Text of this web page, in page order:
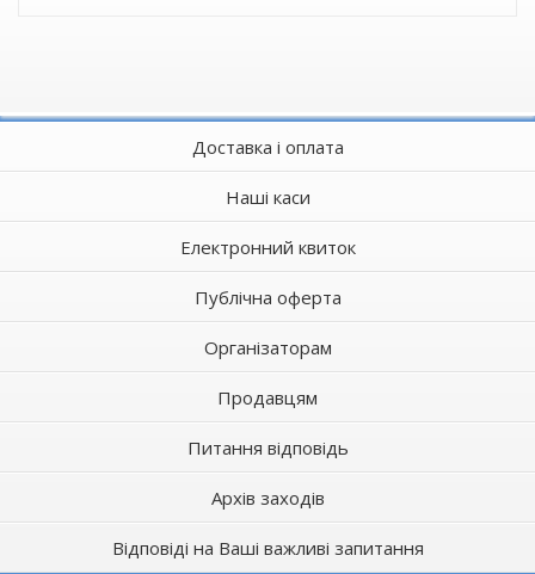
Доставка і оплата
Наші каси
Електронний квиток
Публічна оферта
Організаторам
Продавцям
Питання відповідь
Архів заходів
Відповіді на Ваші важливі запитання